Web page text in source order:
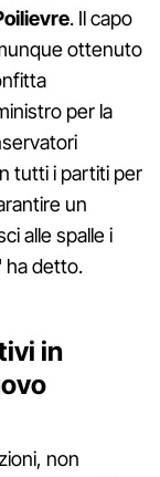
. Il capo
ottenuto
per la
tutti i partiti per
un
alle spalle i
ha detto.
in
non